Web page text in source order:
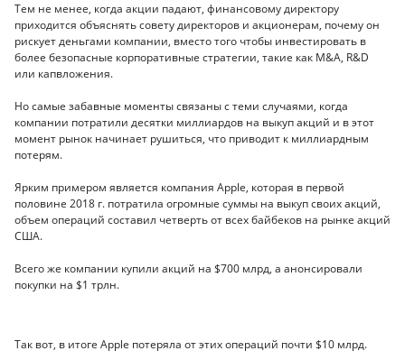
Тем не менее, когда акции падают, финансовому директору
приходится объяснять совету директоров и акционерам, почему он
рискует деньгами компании, вместо того чтобы инвестировать в
более безопасные корпоративные стратегии, такие как M&A, R&D
или капвложения.
Но самые забавные моменты связаны с теми случаями, когда
компании потратили десятки миллиардов на выкуп акций и в этот
момент рынок начинает рушиться, что приводит к миллиардным
потерям.
Ярким примером является компания Apple, которая в первой
половине 2018 г. потратила огромные суммы на выкуп своих акций,
объем операций составил четверть от всех байбеков на рынке акций
США.
Всего же компании купили акций на $700 млрд, а анонсировали
покупки на $1 трлн.
Так вот, в итоге Apple потеряла от этих операций почти $10 млрд.